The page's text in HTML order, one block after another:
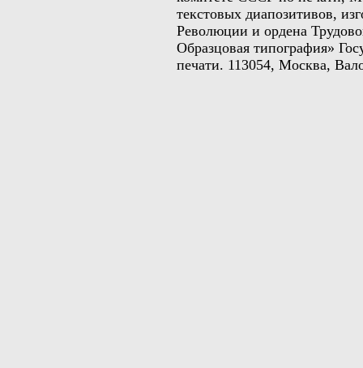
текстовых диапозитивов,
Революции и ордена
Образцовая типография»
печати. 113054, Москва,